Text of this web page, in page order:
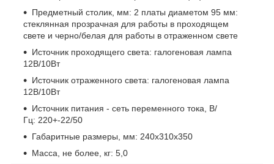
Предметный столик, мм: 2 платы диаметом 95 мм:
стеклянная прозрачная для работы в проходящем
свете и черно/белая для работы в отраженном свете
Источник проходящего света: галогеновая лампа
12В/10Вт
Источник отраженного света: галогеновая лампа
12В/10Вт
Источник питания - сеть переменного тока, В/
Гц: 220+-22/50
Габаритные размеры, мм: 240x310х350
Масса, не более, кг: 5,0